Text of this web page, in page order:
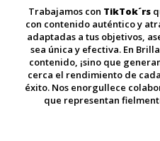
Trabajamos con TikTok´rs
con contenido auténtico y
adaptadas a tus objetivos,
sea única y efectiva. En
contenido, ¡sino que
cerca el rendimiento de
éxito. Nos enorgullece
que representan